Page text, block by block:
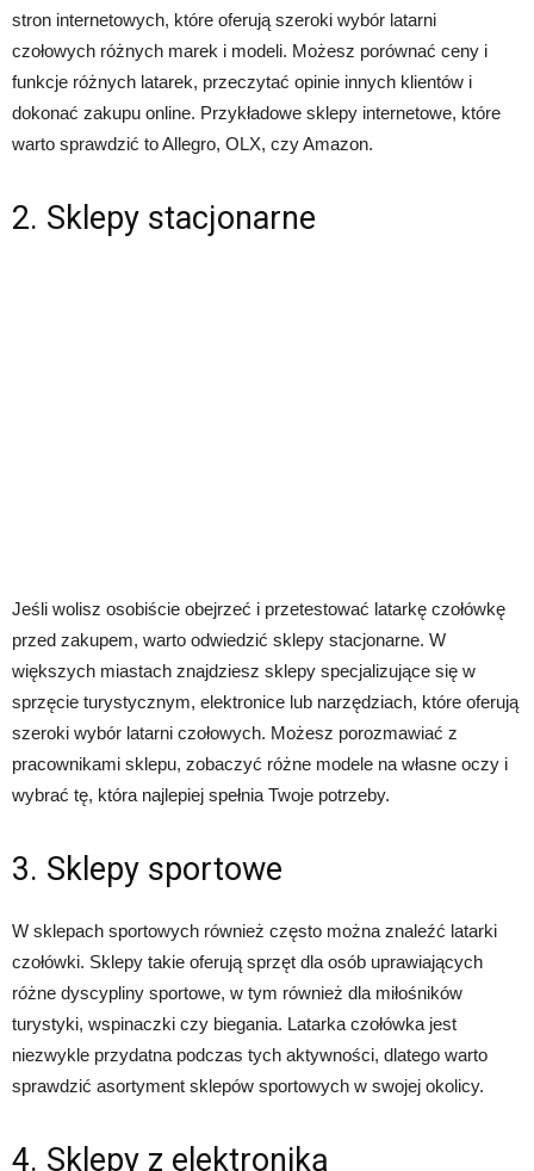
stron internetowych, które oferują szeroki wybór latarni
czołowych różnych marek i modeli. Możesz porównać ceny i
funkcje różnych latarek, przeczytać opinie innych klientów i
dokonać zakupu online. Przykładowe sklepy internetowe, które
warto sprawdzić to Allegro, OLX, czy Amazon.
2. Sklepy stacjonarne
Jeśli wolisz osobiście obejrzeć i przetestować latarkę czołówkę
przed zakupem, warto odwiedzić sklepy stacjonarne. W
większych miastach znajdziesz sklepy specjalizujące się w
sprzęcie turystycznym, elektronice lub narzędziach, które oferują
szeroki wybór latarni czołowych. Możesz porozmawiać z
pracownikami sklepu, zobaczyć różne modele na własne oczy i
wybrać tę, która najlepiej spełnia Twoje potrzeby.
3. Sklepy sportowe
W sklepach sportowych również często można znaleźć latarki
czołówki. Sklepy takie oferują sprzęt dla osób uprawiających
różne dyscypliny sportowe, w tym również dla miłośników
turystyki, wspinaczki czy biegania. Latarka czołówka jest
niezwykle przydatna podczas tych aktywności, dlatego warto
sprawdzić asortyment sklepów sportowych w swojej okolicy.
4. Sklepy z elektroniką